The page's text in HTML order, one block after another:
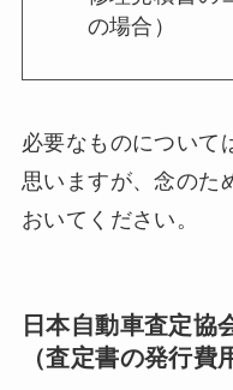
の場合）
必要なものについて
思いますが、念のた
おいてください。
日本自動車査定協
（査定書の発行費